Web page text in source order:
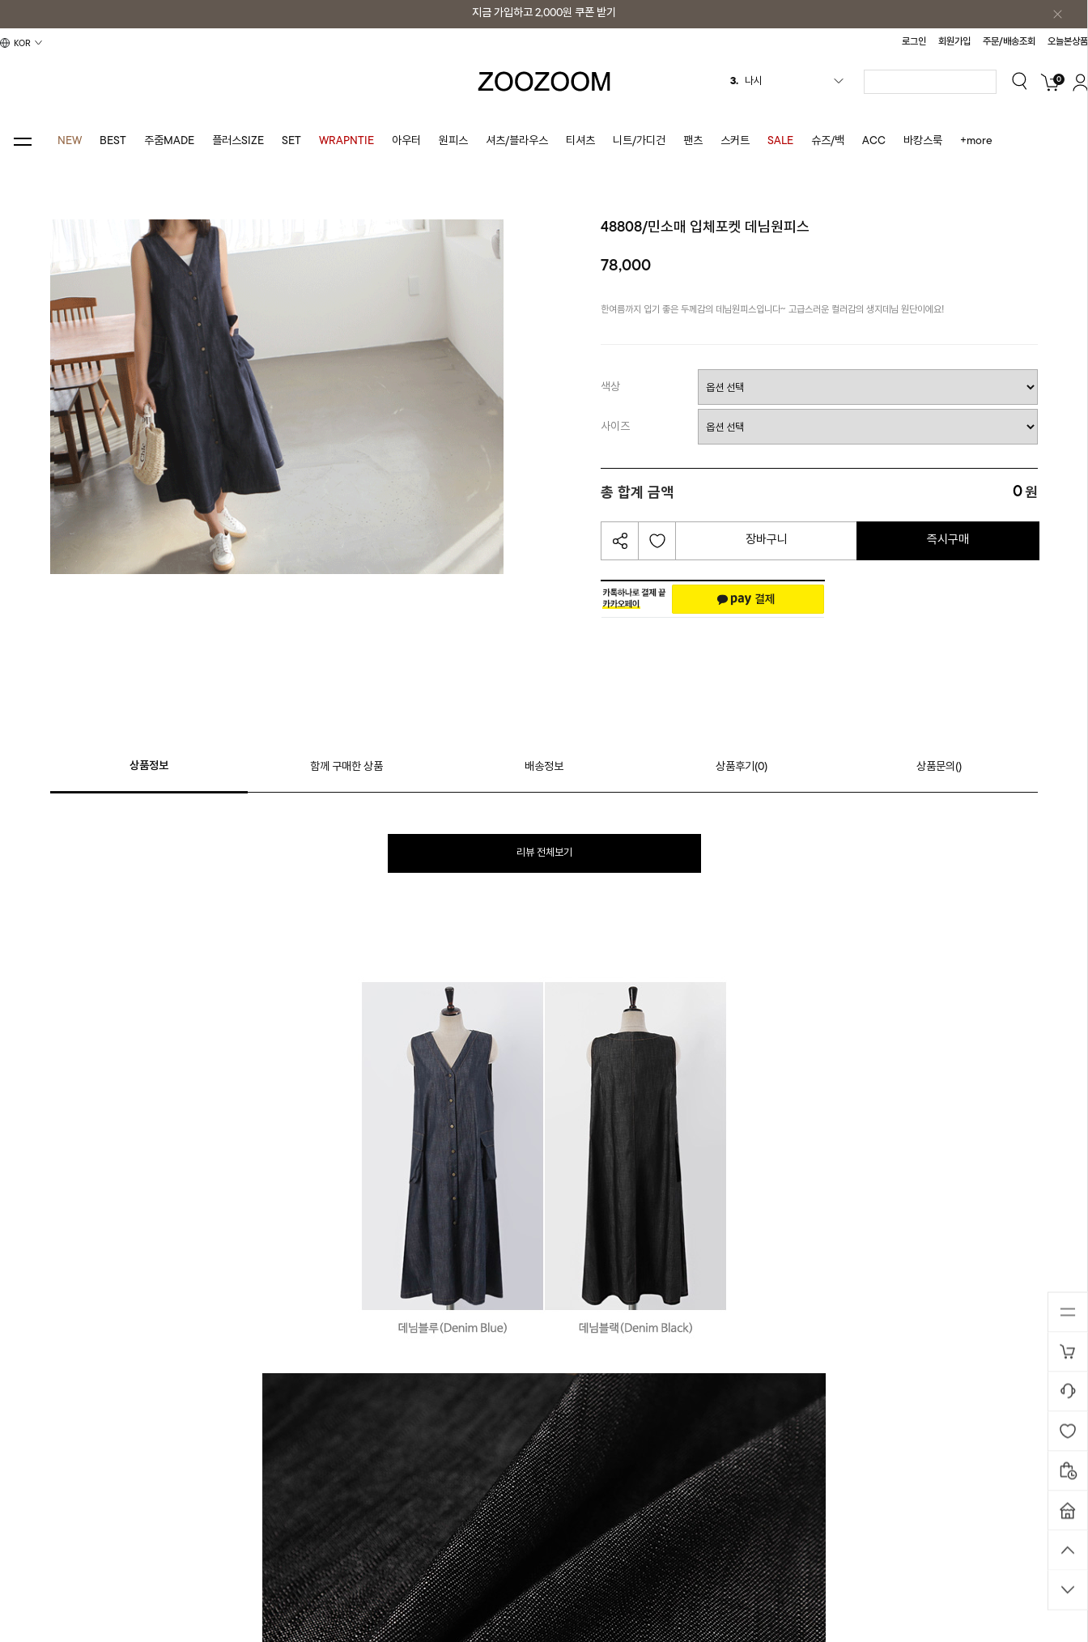
지금 가입하고 2,000원 쿠폰 받기
KOR 로그인 회원가입 주문/배송조회 오늘본상품
4. 스커트
6.
10. 바스락원피스
3. 나시
0
NEW BEST 주줌MADE 플러스SIZE SET WRAPNTIE 아우터 원피스 셔츠/블라우스 티셔츠 니트/가디건 팬츠 스커트 SALE 슈즈/백 ACC 바캉스룩 +more
48808/민소매 입체포켓 데님원피스
78,000
한여름까지 입기 좋은 두께감의 데님원피스입니다~ 고급스러운 컬러감의 생지데님 원단이에요!
색상
사이즈
총 합계 금액 0원
장바구니 즉시구매
상품정보 함께 구매한 상품 배송정보 상품후기(0) 상품문의()
리뷰 전체보기